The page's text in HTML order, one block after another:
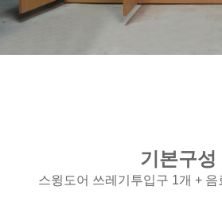
기본구성
스윙도어 쓰레기투입구 1개 +